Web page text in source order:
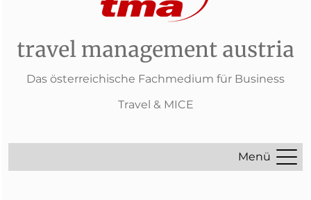
travel management austria
Das österreichische Fachmedium für Business
Travel & MICE
Menü